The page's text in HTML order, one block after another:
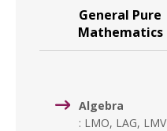
General Pure
Mathematics
Algebra
: LMO, LAG, LMV